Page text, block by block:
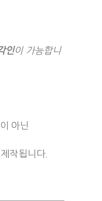
인이 가능합니
아닌
작됩니다.